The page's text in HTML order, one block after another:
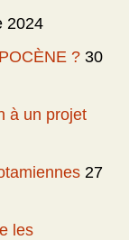
2024
? 30
à un projet
27
les